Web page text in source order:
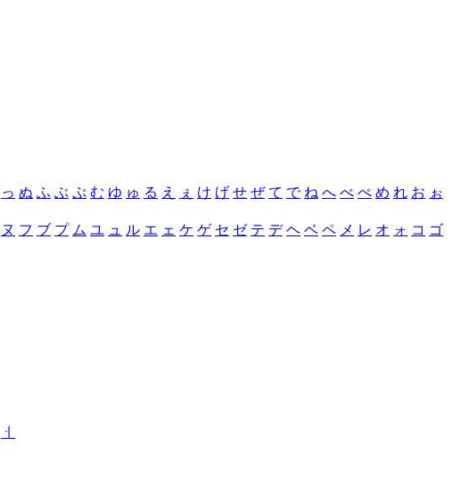
っ ぬ ふ ぶ ぷ む ゆ ゅ る え ぇ け げ せ ぜ て で ね へ べ ぺ め れ お ぉ
ヌ フ ブ プ ム ユ ュ ル エ ェ ケ ゲ セ ゼ テ デ ヘ ベ ペ メ レ オ ォ コ ゴ
ㆎ